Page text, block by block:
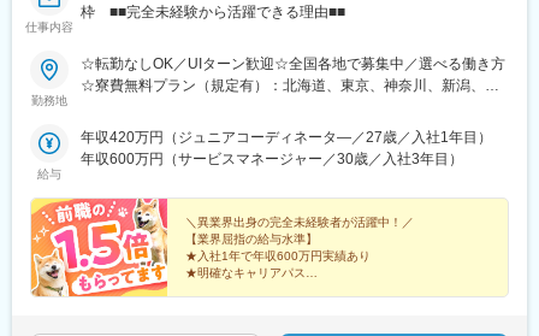
仕事内容
枠 ■■完全未経験から活躍できる理由■■
勤務地
☆転勤なしOK／UIターン歓迎☆全国各地で募集中／選べる働き方
☆寮費無料プラン（規定有）：北海道、東京、神奈川、新潟、三
ス】◇地元採用・転勤なし可■東北／北海道、青森、岩手、宮城、
山形、福島■関東甲信越／茨城、栃木、群馬、埼玉、千葉、東京、
神奈川、新潟、富山、山梨、長野■東海／岐阜、静岡、愛知、三重
山、広島、山口、徳島、香川、愛媛、高知■九州／福岡、佐賀、長
崎、熊本、大分、宮崎、鹿児島、沖縄☆江戸川・川崎・湘南・川
越・香川・徳島・青森・多摩川にて新規オープン★別事業へのキ
ャリアチェンジによる昇格可能☆ページ下部「勤務地の一例」も
ご参照ください【2／全国マネージャーコース】◆全国募集／引越
給与
年収420万円（ジュニアコーディネータ―／27歳／入社1年目）
年収600万円（サービスマネージャー／30歳／入社3年目）
＼異業界出身の完全未経験者が活躍中！／
【業界屈指の給与水準】
★入社1年で年収600万円実績あり
★明確なキャリアパス